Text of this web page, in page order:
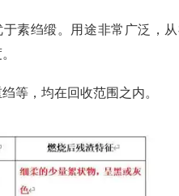
素绉缎。用途非常广泛，
等，均在回收范围之内。